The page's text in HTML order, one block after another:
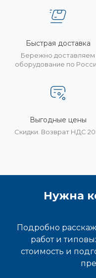
Быстрая доставка
Бережно доставляем
оборудование по
Выгодные цены
Скидки. Возврат НДС
Нужна
Подробно
работ и
стоимость и